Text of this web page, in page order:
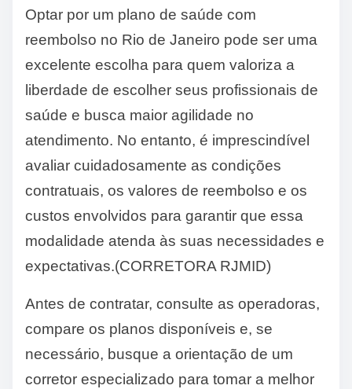
Optar por um plano de saúde com
reembolso no Rio de Janeiro pode ser uma
excelente escolha para quem valoriza a
liberdade de escolher seus profissionais de
saúde e busca maior agilidade no
atendimento. No entanto, é imprescindível
avaliar cuidadosamente as condições
contratuais, os valores de reembolso e os
custos envolvidos para garantir que essa
modalidade atenda às suas necessidades e
expectativas.(CORRETORA RJMID)
Antes de contratar, consulte as operadoras,
compare os planos disponíveis e, se
necessário, busque a orientação de um
corretor especializado para tomar a melhor